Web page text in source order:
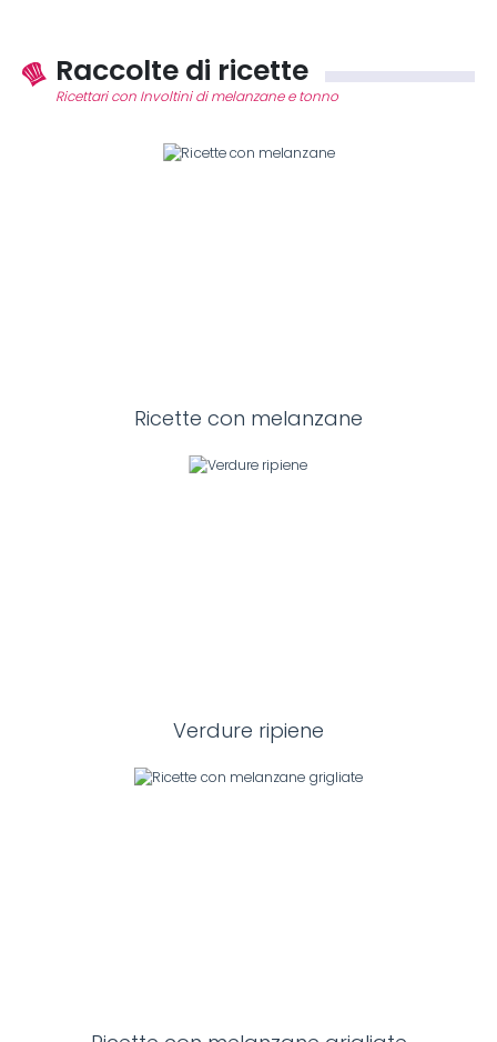
Raccolte di ricette
Ricettari con Involtini di melanzane e tonno
Ricette con melanzane
Verdure ripiene